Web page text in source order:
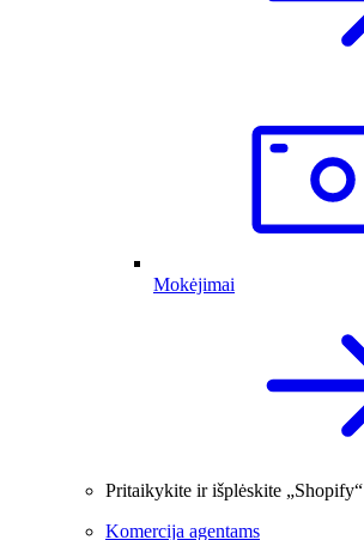
Mokėjimai
Pritaikykite ir išplėskite „Shopify“
Komercija agentams